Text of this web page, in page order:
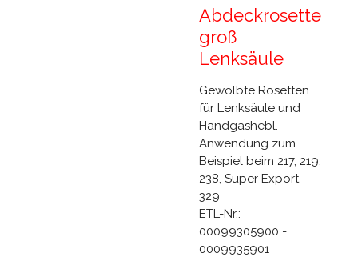
Abdeckrosette
groß
Lenksäule
Gewölbte Rosetten
für Lenksäule und
Handgashebl.
Anwendung zum
Beispiel beim 217, 219,
238, Super Export
329
ETL-Nr.:
00099305900 -
0009935901